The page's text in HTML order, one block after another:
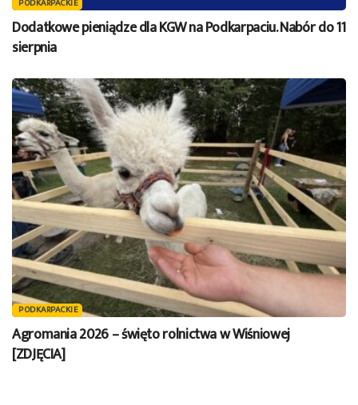
PODKARPACKIE
Dodatkowe pieniądze dla KGW na Podkarpaciu. Nabór do 11
sierpnia
PODKARPACKIE
Agromania 2026 – święto rolnictwa w Wiśniowej
[ZDJĘCIA]